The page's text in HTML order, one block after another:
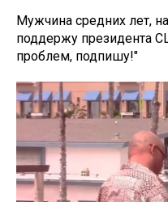
Мужчина средних лет,
поддержу президента
проблем, подпишу!"